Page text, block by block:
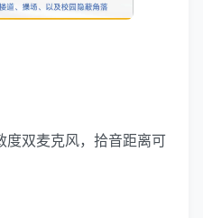
度双麦克风，拾音距离可